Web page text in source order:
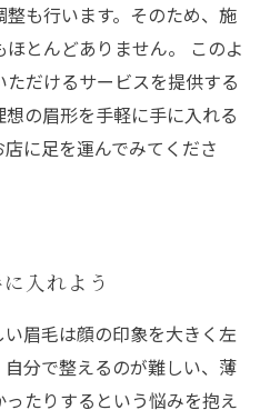
も行います。そのため、施
とんどありません。 このよ
だけるサービスを提供する
の眉形を手軽に手に入れる
に足を運んでみてくださ
入れよう
眉毛は顔の印象を大きく左
分で整えるのが難しい、薄
たりするという悩みを抱え